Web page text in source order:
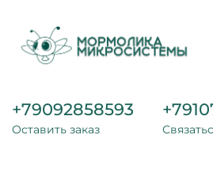
+79092858593
Оставить заказ